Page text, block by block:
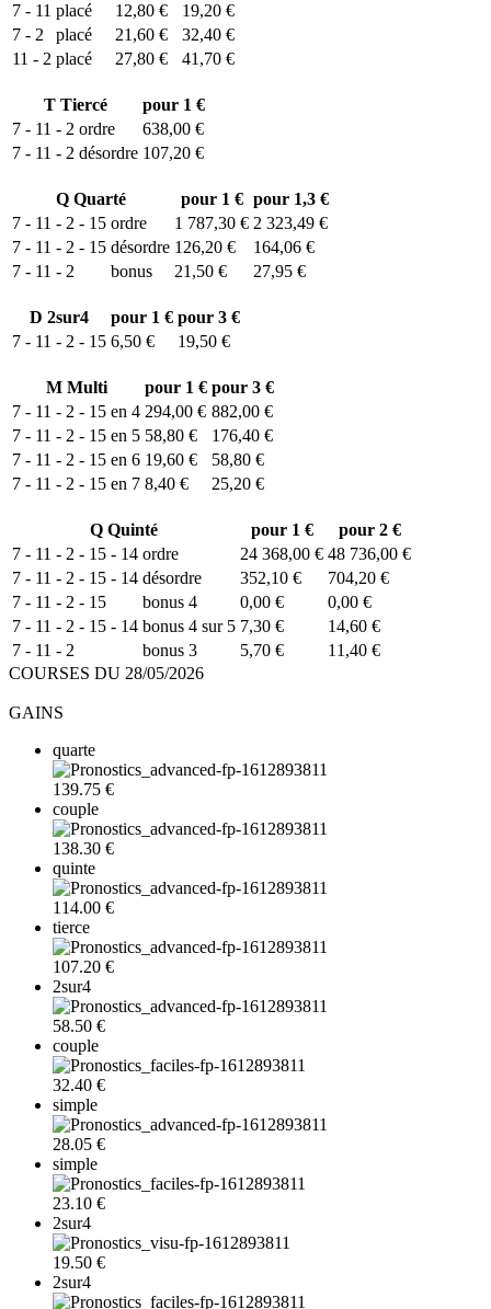
7 - 11 placé 12,80 €
19,20 €
7 - 2
placé 21,60 €
32,40 €
11 - 2 placé 27,80 € 41,70 €
TTiercé
pour 1 €
7 - 11 - 2 ordre
638,00 €
7 - 11 - 2 désordre 107,20 €
Q Quarté pour 1 € pour 1,3 €
7 - 11 - 2 - 15 ordre 1 787,30 € 2 323,49 €
7 - 11 - 2 - 15 désordre 126,20 €
164,06 €
7 - 11 - 2
bonus 21,50 € 27,95 €
D 2sur4 pour 1 € pour 3 €
7 - 11 - 2 - 15 6,50 € 19,50 €
MMulti pour 1 € pour 3 €
7 - 11 - 2 - 15 en 4 294,00 € 882,00 €
7 - 11 - 2 - 15 en 5 58,80 €
176,40 €
7 - 11 - 2 - 15 en 6 19,60 €
58,80 €
7 - 11 - 2 - 15 en 7 8,40 € 25,20 €
Q Quinté pour 1 €
pour 2 €
7 - 11 - 2 - 15 - 14 ordre 24 368,00 € 48 736,00 €
7 - 11 - 2 - 15 - 14 désordre 352,10 €
704,20 €
7 - 11 - 2 - 15
bonus 4 0,00 €
0,00 €
7 - 11 - 2 - 15 - 14 bonus 4 sur 5 7,30 €
14,60 €
7 - 11 - 2
bonus 3 5,70 €
11,40 €
COURSES DU 28/05/2026
GAINS
quarte
139.75 €
couple
138.30 €
quinte
114.00 €
tierce
107.20 €
2sur4
58.50 €
couple
32.40 €
simple
28.05 €
simple
23.10 €
2sur4
19.50 €
2sur4